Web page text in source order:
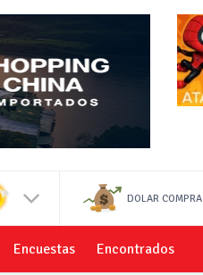
DOLAR COMPRA
Encuestas Encontrados